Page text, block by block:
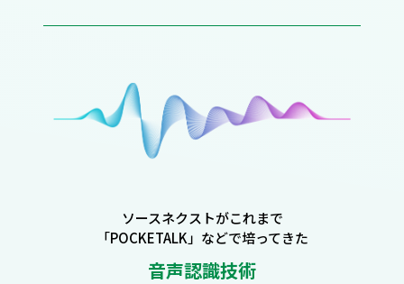
ソースネクストがこれまで
「POCKETALK」などで培ってきた
音声認識技術